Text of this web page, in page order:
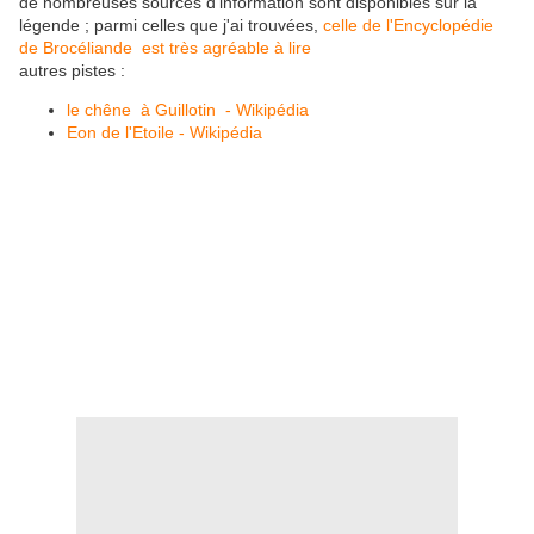
légende ; parmi celles que j'ai trouvées, celle de l'Encyclopédie
de Brocéliande est très agréable à lire
autres pistes :
le chêne à Guillotin - Wikipédia
Eon de l'Etoile - Wikipédia